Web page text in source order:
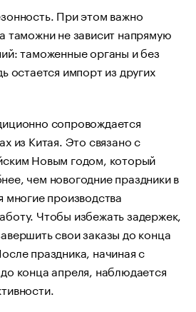
При этом важно
таможни не зависит напрямую
таможенные органы и без
остается импорт из других
сопровождается
из Китая. Это связано с
Новым годом, который
чем новогодние праздники в
производства
Чтобы избежать задержек,
свои заказы до конца
праздника, начиная с
конца апреля, наблюдается